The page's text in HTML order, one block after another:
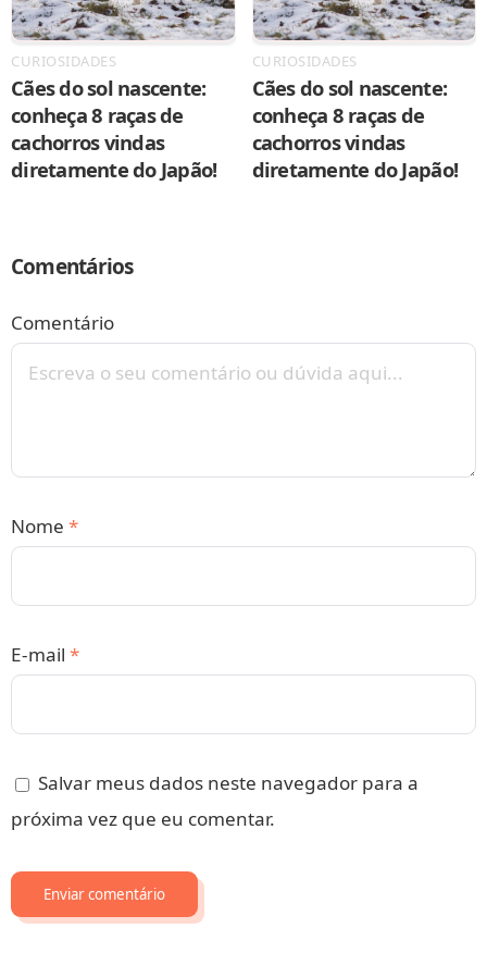
CURIOSIDADES
Cães do sol nascente:
conheça 8 raças de
cachorros vindas
diretamente do Japão!
CURIOSIDADES
Cães do sol nascente:
conheça 8 raças de
cachorros vindas
diretamente do Japão!
Comentários
Comentário
Nome *
E-mail *
Salvar meus dados neste navegador para a
próxima vez que eu comentar.